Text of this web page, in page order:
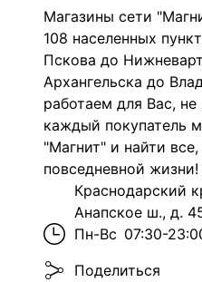
Магазины сети
108 населенных
Пскова до
Архангельска до
работаем для Вас,
каждый покупатель
"Магнит" и найти
повседневной жизни!
Краснодарский
Анапское ш., д.
Пн-Вс 07:30-
Поделиться